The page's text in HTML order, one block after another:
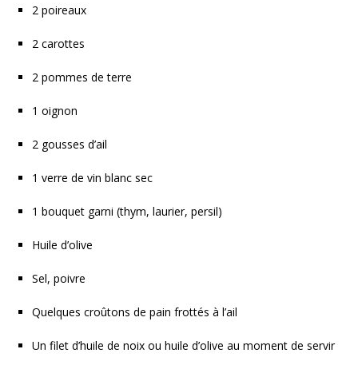
2 poireaux
2 carottes
2 pommes de terre
1 oignon
2 gousses d’ail
1 verre de vin blanc sec
1 bouquet garni (thym, laurier, persil)
Huile d’olive
Sel, poivre
Quelques croûtons de pain frottés à l’ail
Un filet d’huile de noix ou huile d’olive au moment de servir